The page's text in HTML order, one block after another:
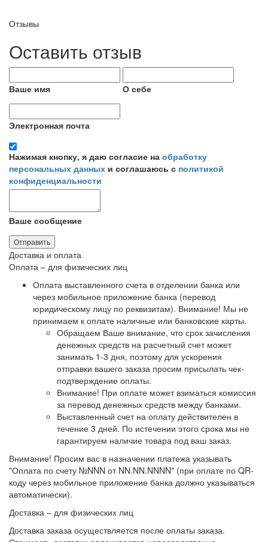
Отзывы
Оставить отзыв
Ваше имя О себе
Электронная почта
Нажимая кнопку, я даю согласие на обработку
персональных данных и соглашаюсь с политикой
конфиденциальности
Ваше сообщение
Отправить
Доставка и оплата
Оплата – для физических лиц
Оплата выставленного счета в отделении банка или
через мобильное приложение банка (перевод
юридическому лицу по реквизитам). Внимание! Мы не
принимаем к оплате наличные или банковские карты.
Обращаем Ваше внимание, что срок зачисления
денежных средств на расчетный счет может
занимать 1-3 дня, поэтому для ускорения
отправки вашего заказа просим присылать чек-
подтверждение оплаты.
Внимание! При оплате может взиматься комиссия
за перевод денежных средств между банками.
Выставленный счет на оплату действителен в
течение 3 дней. По истечении этого срока мы не
гарантируем наличие товара под ваш заказ.
Внимание! Просим вас в назначении платежа указывать
"Оплата по счету №NNN от NN.NN.NNNN" (при оплате по QR-
коду через мобильное приложение банка должно указываться
автоматически).
Доставка – для физических лиц
Доставка заказа осуществляется после оплаты заказа.